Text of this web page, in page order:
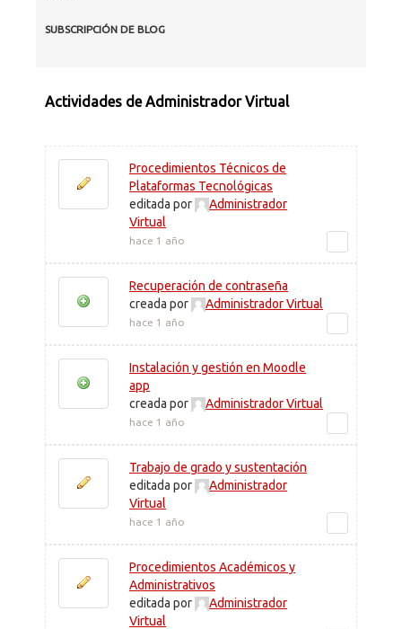
SUBSCRIPCIÓN DE BLOG
Actividades de Administrador Virtual
Procedimientos Técnicos de
Plataformas Tecnológicas
editada por
Administrador
Virtual
hace 1 año
Recuperación de contraseña
creada por
Administrador Virtual
hace 1 año
Instalación y gestión en Moodle
app
creada por
Administrador Virtual
hace 1 año
Trabajo de grado y sustentación
editada por
Administrador
Virtual
hace 1 año
Procedimientos Académicos y
Administrativos
editada por
Administrador
Virtual